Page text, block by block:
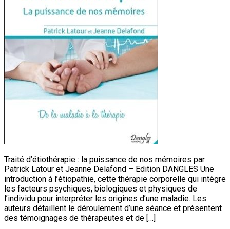
Traité d’étiothérapie : la puissance de nos mémoires par
Patrick Latour et Jeanne Delafond – Edition DANGLES Une
introduction à l’étiopathie, cette thérapie corporelle qui intègre
les facteurs psychiques, biologiques et physiques de
l’individu pour interpréter les origines d’une maladie. Les
auteurs détaillent le déroulement d’une séance et présentent
des témoignages de thérapeutes et de […]